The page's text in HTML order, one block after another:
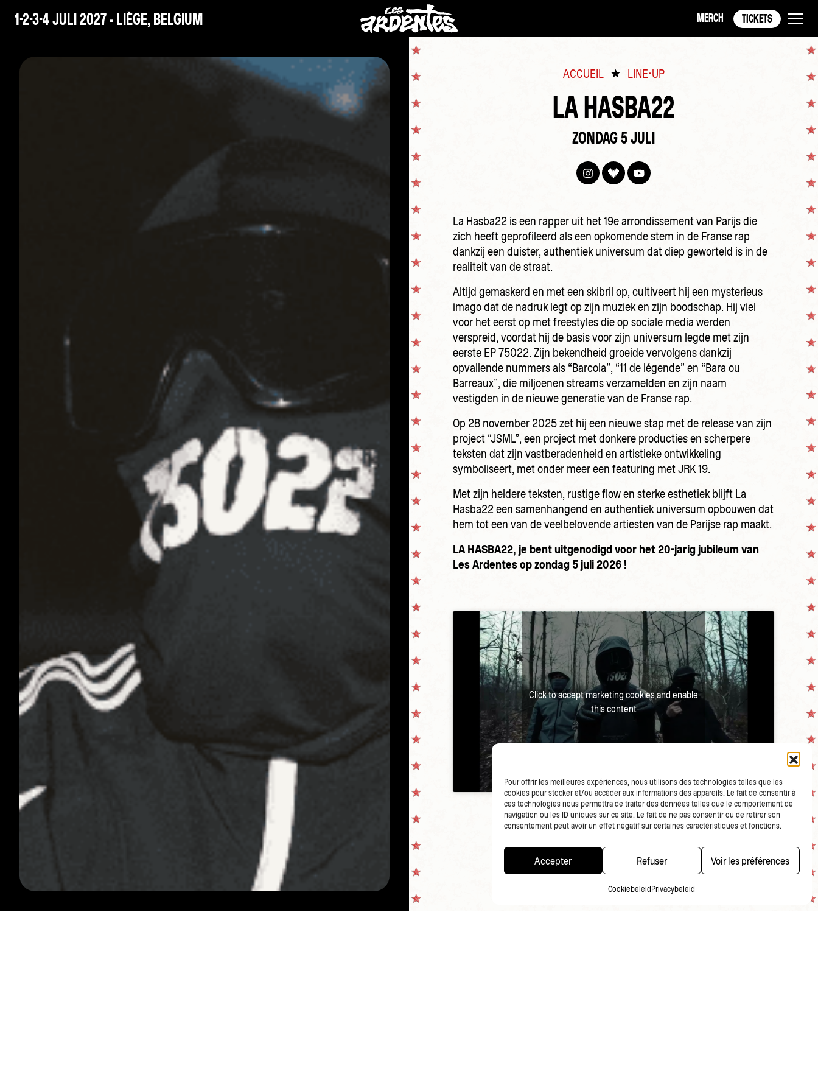
Pour offrir les meilleures expériences, nous utilisons des technologies telles que les
cookies pour stocker et/ou accéder aux informations des appareils. Le fait de consentir à
ces technologies nous permettra de traiter des données telles que le comportement de
navigation ou les ID uniques sur ce site. Le fait de ne pas consentir ou de retirer son
consentement peut avoir un effet négatif sur certaines caractéristiques et fonctions.
Accepter Refuser Voir les préférences
Cookiebeleid Privacybeleid
1-2-3-4 JULI 2027 - LIÈGE, BELGIUM MERCH TICKETS
ACCUEIL LINE-UP
LA HASBA22
ZONDAG 5 JULI
La Hasba22 is een rapper uit het 19e arrondissement van Parijs die
zich heeft geprofileerd als een opkomende stem in de Franse rap
dankzij een duister, authentiek universum dat diep geworteld is in de
realiteit van de straat.
Altijd gemaskerd en met een skibril op, cultiveert hij een mysterieus
imago dat de nadruk legt op zijn muziek en zijn boodschap. Hij viel
voor het eerst op met freestyles die op sociale media werden
verspreid, voordat hij de basis voor zijn universum legde met zijn
eerste EP 75022. Zijn bekendheid groeide vervolgens dankzij
opvallende nummers als “Barcola”, “11 de légende” en “Bara ou
Barreaux”, die miljoenen streams verzamelden en zijn naam
vestigden in de nieuwe generatie van de Franse rap.
Op 28 november 2025 zet hij een nieuwe stap met de release van zijn
project “JSML”, een project met donkere producties en scherpere
teksten dat zijn vastberadenheid en artistieke ontwikkeling
symboliseert, met onder meer een featuring met JRK 19.
Met zijn heldere teksten, rustige flow en sterke esthetiek blijft La
Hasba22 een samenhangend en authentiek universum opbouwen dat
hem tot een van de veelbelovende artiesten van de Parijse rap maakt.
LA HASBA22, je bent uitgenodigd voor het 20-jarig jubileum van
Les Ardentes op zondag 5 juli 2026 !
Click to accept marketing cookies and enable
this content